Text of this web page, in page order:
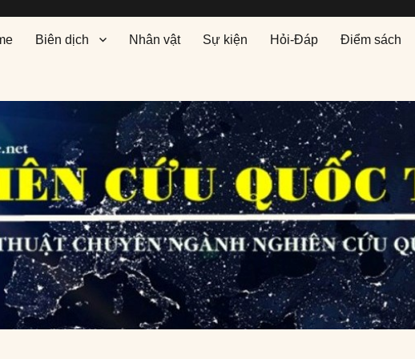
Biên dịch Nhân vật Sự kiện Hỏi-Đáp Điểm sách